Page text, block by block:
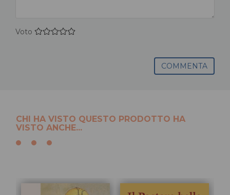
Voto
COMMENTA
CHI HA VISTO QUESTO PRODOTTO HA
VISTO ANCHE...